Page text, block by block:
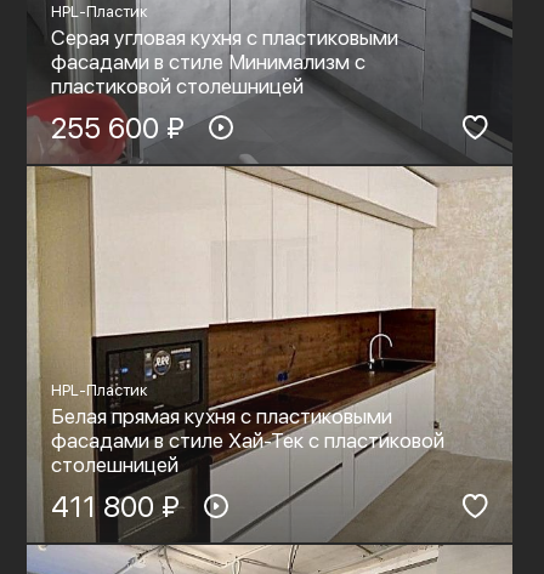
HPL-Пластик
Серая угловая кухня с пластиковыми
фасадами в стиле Минимализм с
пластиковой столешницей
255 600 ₽
HPL-Пластик
Белая прямая кухня с пластиковыми
фасадами в стиле Хай-Тек с пластиковой
столешницей
411 800 ₽